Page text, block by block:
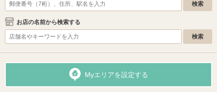
お店の名前から検索する
Myエリアを設定する